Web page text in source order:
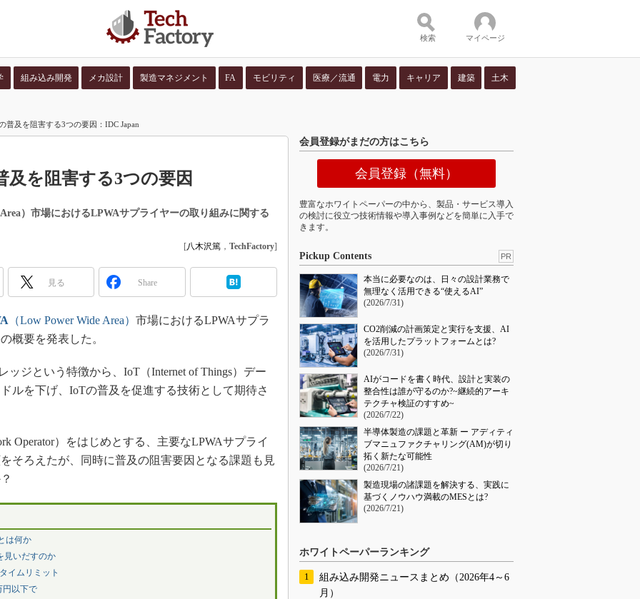
検索 マイページ
組み込み開発 メカ設計 製造マネジメント FA モビリティ 医療／流通 電力 キャリア 建築 土木
普及を阻害する3つの要因：IDC Japan
を阻害する3つの要因
）市場におけるLPWAサプライヤーの取り組みに関する
[八木沢篤 ， TechFactory]
見る Share
（Low Power Wide Area） 市場におけるLPWAサプラ
概要を発表した。
ジという特徴から、IoT（Internet of Things）デー
ルを下げ、IoTの普及を促進する技術として期待さ
Operator）をはじめとする、主要なLPWAサプライ
そろえたが、同時に普及の阻害要因となる課題も見
は何か
見いだすのか
イムリミット
円以下で
会員登録がまだの方はこちら
会員登録（無料）
豊富なホワイトペーパーの中から、製品・サービス導入
の検討に役立つ技術情報や導入事例などを簡単に入手で
きます。
Pickup Contents PR
本当に必要なのは、日々の設計業務で
無理なく活用できる“使えるAI”
(2026/7/31)
CO2削減の計画策定と実行を支援、AI
を活用したプラットフォームとは?
(2026/7/31)
AIがコードを書く時代、設計と実装の
整合性は誰が守るのか?~継続的アーキ
テクチャ検証のすすめ~
(2026/7/22)
半導体製造の課題と革新 ー アディティ
ブマニュファクチャリング(AM)が切り
拓く新たな可能性
(2026/7/21)
製造現場の諸課題を解決する、実践に
基づくノウハウ満載のMESとは?
(2026/7/21)
ホワイトペーパーランキング
組み込み開発ニュースまとめ（2026年4～6
月）